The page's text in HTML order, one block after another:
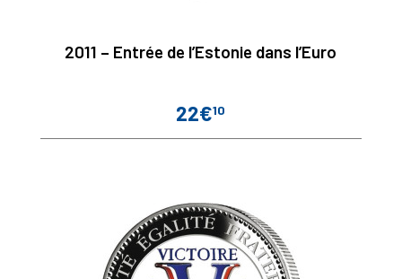
2011 – Entrée de l’Estonie dans l’Euro
Prix
22€10